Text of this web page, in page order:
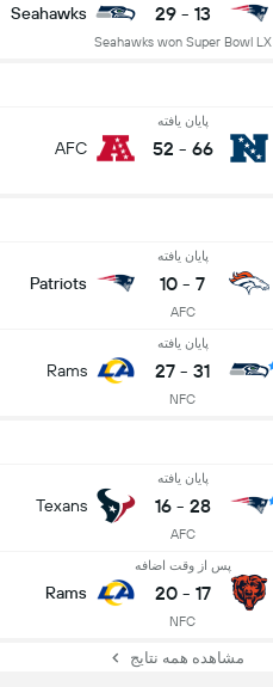
13
-
29
Seahawks won Super Bowl LX
Seahawks
پایان یافته
66
-
52
AFC
پایان یافته
7
-
10
AFC
Patriots
پایان یافته
31
-
27
NFC
Rams
پایان یافته
28
-
16
AFC
Texans
پس از وقت اضافه
17
-
20
NFC
Rams
مشاهده همه نتایج